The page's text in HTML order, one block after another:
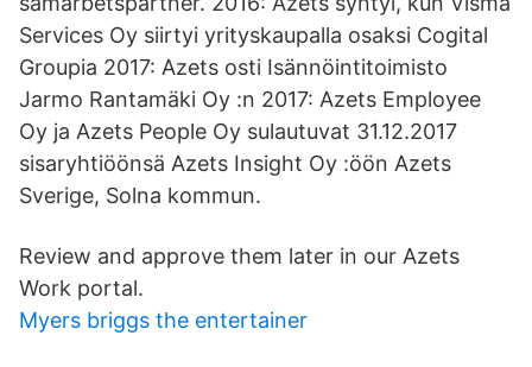
Services Oy siirtyi yrityskaupalla osaksi Cogital
Groupia 2017: Azets osti Isännöintitoimisto
Jarmo Rantamäki Oy :n 2017: Azets Employee
Oy ja Azets People Oy sulautuvat 31.12.2017
sisaryhtiöönsä Azets Insight Oy :öön Azets
Sverige, Solna kommun.
Review and approve them later in our Azets
Work portal.
Myers briggs the entertainer